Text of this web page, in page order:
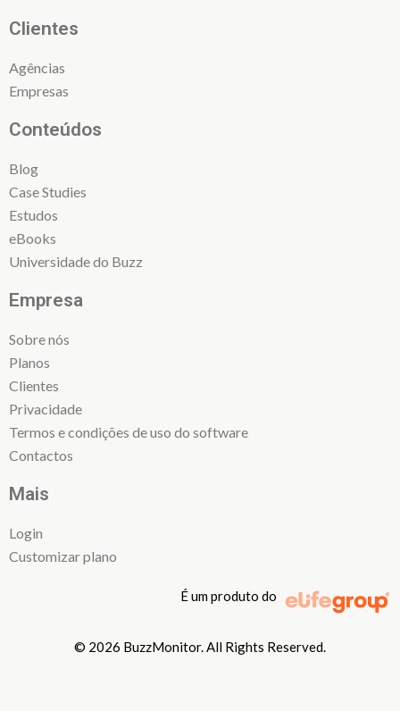
Clientes
Agências
Empresas
Conteúdos
Blog
Case Studies
Estudos
eBooks
Universidade do Buzz
Empresa
Sobre nós
Planos
Clientes
Privacidade
Termos e condições de uso do software
Contactos
Mais
Login
Customizar plano
É um produto do
© 2026 BuzzMonitor. All Rights Reserved.